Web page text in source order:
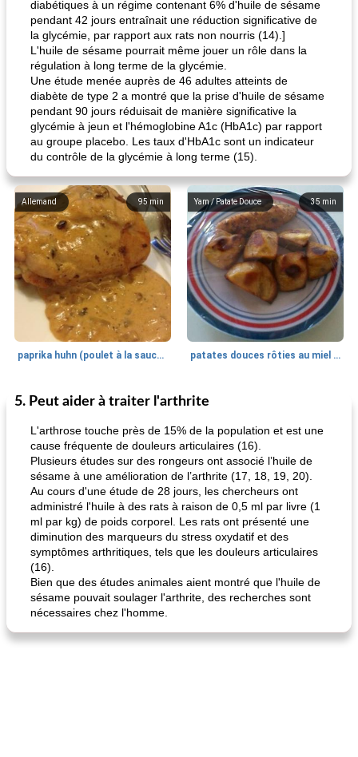
diabétiques à un régime contenant 6% d'huile de sésame
pendant 42 jours entraînait une réduction significative de
la glycémie, par rapport aux rats non nourris (14).]
L'huile de sésame pourrait même jouer un rôle dans la
régulation à long terme de la glycémie.
Une étude menée auprès de 46 adultes atteints de
diabète de type 2 a montré que la prise d'huile de sésame
pendant 90 jours réduisait de manière significative la
glycémie à jeun et l'hémoglobine A1c (HbA1c) par rapport
au groupe placebo. Les taux d'HbA1c sont un indicateur
du contrôle de la glycémie à long terme (15).
95 min
Allemand
paprika huhn (poulet à la sauce paprika).
35 min
Yam / Patate Douce
patates douces rôties au miel / kumara
25min
Petit déjeuner et brunch
quinoa petit déjeuner méditerranéen
Viande et volaille
5. Peut aider à traiter l'arthrite
L'arthrose touche près de 15% de la population et est une
cause fréquente de douleurs articulaires (16).
Plusieurs études sur des rongeurs ont associé l’huile de
sésame à une amélioration de l’arthrite (17, 18, 19, 20).
Au cours d'une étude de 28 jours, les chercheurs ont
administré l'huile à des rats à raison de 0,5 ml par livre (1
ml par kg) de poids corporel. Les rats ont présenté une
diminution des marqueurs du stress oxydatif et des
symptômes arthritiques, tels que les douleurs articulaires
(16).
Bien que des études animales aient montré que l'huile de
sésame pouvait soulager l'arthrite, des recherches sont
nécessaires chez l'homme.